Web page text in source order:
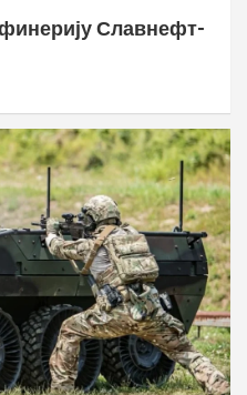
Славнефт-